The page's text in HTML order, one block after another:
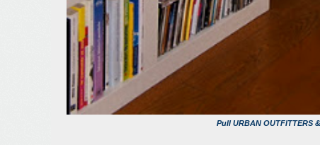
Pull URBAN OUTFITTERS